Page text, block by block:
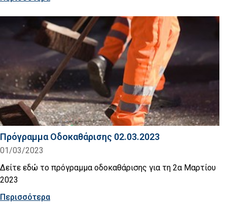
Πρόγραμμα Οδοκαθάρισης 02.03.2023
01/03/2023
Δείτε εδώ το πρόγραμμα οδοκαθάρισης για τη 2α Μαρτίου
2023
Περισσότερα